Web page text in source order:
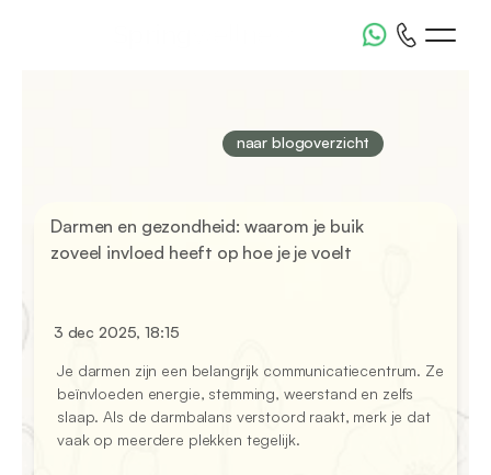
Darmen en gezondheid: waarom je buik
zoveel invloed heeft op hoe je je voelt
3 dec 2025, 18:15
Je darmen zijn een belangrijk communicatiecentrum. Ze
beïnvloeden energie, stemming, weerstand en zelfs
slaap. Als de darmbalans verstoord raakt, merk je dat
vaak op meerdere plekken tegelijk.
naar blogoverzicht